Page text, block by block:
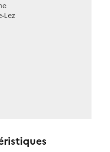
Lez